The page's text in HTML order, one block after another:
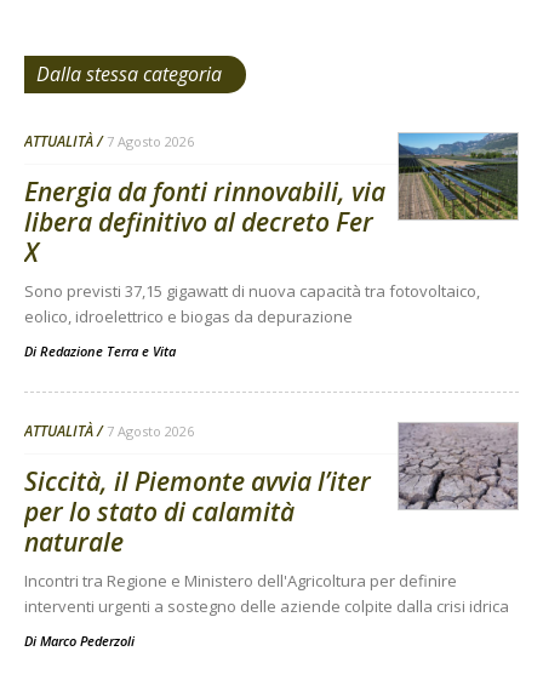
Dalla stessa categoria
ATTUALITÀ 7 Agosto 2026
Energia da fonti rinnovabili, via
libera definitivo al decreto Fer
X
Sono previsti 37,15 gigawatt di nuova capacità tra fotovoltaico,
eolico, idroelettrico e biogas da depurazione
Di Redazione Terra e Vita
ATTUALITÀ 7 Agosto 2026
Siccità, il Piemonte avvia l’iter
per lo stato di calamità
naturale
Incontri tra Regione e Ministero dell'Agricoltura per definire
interventi urgenti a sostegno delle aziende colpite dalla crisi idrica
Di Marco Pederzoli